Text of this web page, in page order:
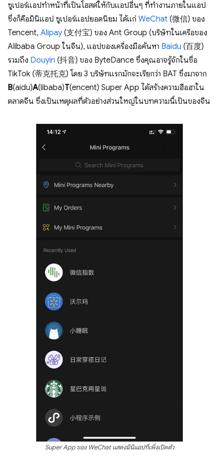
ซูเปอร์แอปทำหน้าที่เป็นโฮสต์ให้กับแอปอื่นๆ ที่ทำงานภายในแอป
ซึ่งก็คือมินิแอป ซูเปอร์แอปยอดนิยม ได้แก่ WeChat (微信) ของ
Tencent, Alipay (支付宝) ของ Ant Group (บริษัทในเครือของ
Alibaba Group ในจีน), แอปของเครื่องมือค้นหา Baidu (百度)
รวมถึง Douyin (抖音) ของ ByteDance ซึ่งคุณอาจรู้จักในชื่อ
TikTok (蒂克托克) โดย 3 บริษัทแรกมักจะเรียกว่า BAT ซึ่งมาจาก
B(aidu)A(libaba)T(encent) Super App ได้สร้างความฮือฮาใน
ตลาดจีน ซึ่งเป็นเหตุผลที่ตัวอย่างส่วนใหญ่ในบทความนี้เป็นของจีน
Super App ของ WeChat แสดงมินิแอปที่เพิ่งเปิดตัว